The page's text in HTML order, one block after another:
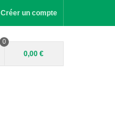
Créer un compte
0
0,00 €